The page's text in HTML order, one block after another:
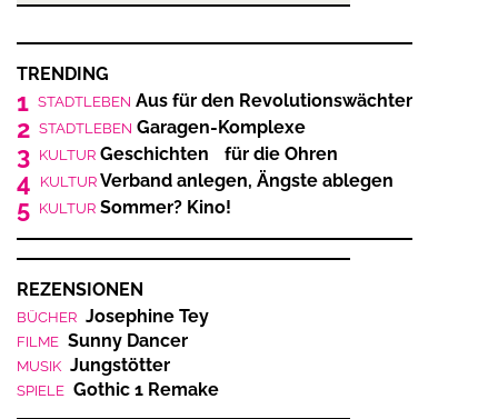
TRENDING
1 STADTLEBEN Aus für den Revolutionswächter
2 STADTLEBEN Garagen-Komplexe
3 KULTUR Geschichten für die Ohren
4 KULTUR Verband anlegen, Ängste ablegen
5 KULTUR Sommer? Kino!
REZENSIONEN
BÜCHER Josephine Tey
FILME Sunny Dancer
MUSIK Jungstötter
SPIELE Gothic 1 Remake